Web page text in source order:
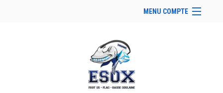
MENU COMPTE
Site Web du club
Pack Joueur
Facebook
Se connecter